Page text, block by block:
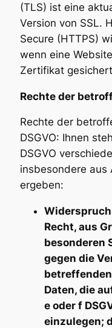
(TLS) ist eine
Version von SSL.
Secure (HTTPS)
wenn eine
Zertifikat
Rechte der
Rechte der
DSGVO: Ihnen
DSGVO
insbesondere aus
ergeben:
Recht, aus
besonderen
gegen die
Daten, die
e oder f
einzulegen;